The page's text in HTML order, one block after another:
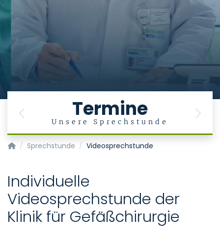
Termine
Unsere Sprechstunde
Previous Next
Klinik für Gefäßchirurgie
Sprechstunde Videosprechstunde
Individuelle
Videosprechstunde der
Klinik für Gefäßchirurgie